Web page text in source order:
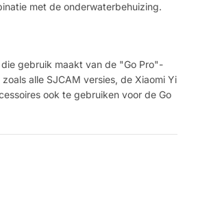
met de onderwaterbehuizing.
gebruik maakt van de "Go Pro"-
alle SJCAM versies, de Xiaomi Yi
ook te gebruiken voor de Go